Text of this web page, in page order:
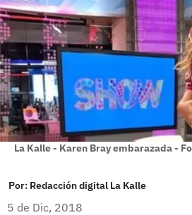
La Kalle - Karen Bray embarazada -
Por: Redacción digital La Kalle
5 de Dic, 2018